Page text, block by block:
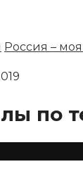
Россия –
по